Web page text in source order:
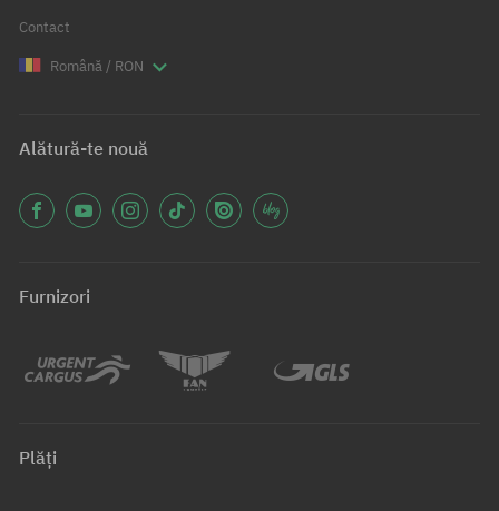
Contact
Română / RON
Alătură-te nouă
Furnizori
Plăți